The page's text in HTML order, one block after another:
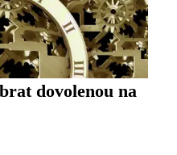
dovolenou na